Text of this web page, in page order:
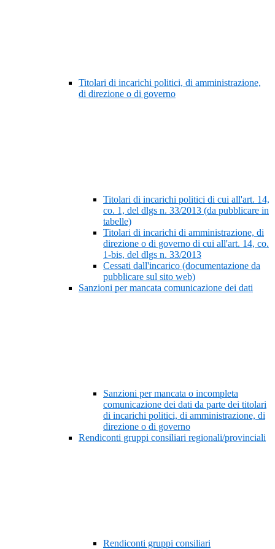
Titolari di incarichi politici, di amministrazione,
di direzione o di governo
Titolari di incarichi politici di cui all'art. 14,
co. 1, del dlgs n. 33/2013 (da pubblicare in
tabelle)
Titolari di incarichi di amministrazione, di
direzione o di governo di cui all'art. 14, co.
1-bis, del dlgs n. 33/2013
Cessati dall'incarico (documentazione da
pubblicare sul sito web)
Sanzioni per mancata comunicazione dei dati
Sanzioni per mancata o incompleta
comunicazione dei dati da parte dei titolari
di incarichi politici, di amministrazione, di
direzione o di governo
Rendiconti gruppi consiliari regionali/provinciali
Rendiconti gruppi consiliari